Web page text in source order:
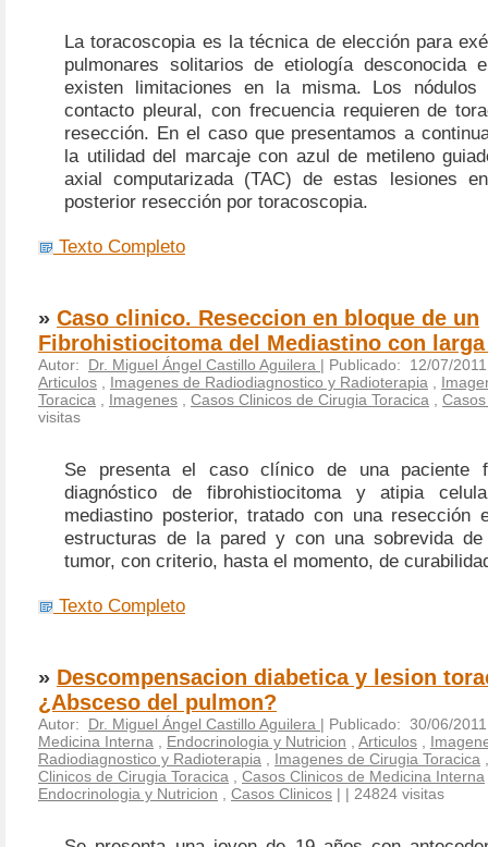
La toracoscopia es la técnica de elección para
pulmonares solitarios de etiología desconocida
existen limitaciones en la misma. Los nódulos
contacto pleural, con frecuencia requieren de
resección. En el caso que presentamos a
la utilidad del marcaje con azul de metileno
axial computarizada (TAC) de estas lesiones
posterior resección por toracoscopia.
Texto Completo
» Caso clinico. Reseccion en bloque de un
Fibrohistiocitoma del Mediastino con
Autor: Dr. Miguel Ángel Castillo Aguilera | Publicado: 12/07/
Articulos , Imagenes de Radiodiagnostico y Radioterapia ,
Toracica , Imagenes , Casos Clinicos de Cirugia Toracica ,
visitas
Se presenta el caso clínico de una paciente
diagnóstico de fibrohistiocitoma y atipia
mediastino posterior, tratado con una resección
estructuras de la pared y con una sobrevida
tumor, con criterio, hasta el momento, de
Texto Completo
» Descompensacion diabetica y lesion
¿Absceso del pulmon?
Autor: Dr. Miguel Ángel Castillo Aguilera | Publicado: 30/06/
Medicina Interna , Endocrinologia y Nutricion , Articulos ,
Radiodiagnostico y Radioterapia , Imagenes de Cirugia Toracica
Clinicos de Cirugia Toracica , Casos Clinicos de Medicina Interna
Endocrinologia y Nutricion , Casos Clinicos | | 24824 visitas